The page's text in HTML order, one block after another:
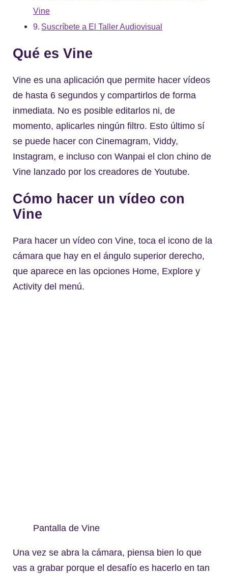
Vine
Suscríbete a El Taller Audiovisual
Qué es Vine
Vine es una aplicación que permite hacer vídeos
de hasta 6 segundos y compartirlos de forma
inmediata. No es posible editarlos ni, de
momento, aplicarles ningún filtro. Esto último sí
se puede hacer con Cinemagram, Viddy,
Instagram, e incluso con Wanpai el clon chino de
Vine lanzado por los creadores de Youtube.
Cómo hacer un vídeo con
Vine
Para hacer un vídeo con Vine, toca el icono de la
cámara que hay en el ángulo superior derecho,
que aparece en las opciones Home, Explore y
Activity del menú.
Pantalla de Vine
Una vez se abra la cámara, piensa bien lo que
vas a grabar porque el desafío es hacerlo en tan